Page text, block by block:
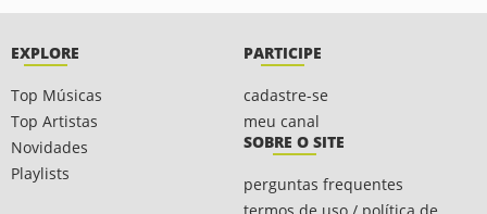
EXPLORE
Top Músicas
Top Artistas
Novidades
Playlists
PARTICIPE
cadastre-se
meu canal
SOBRE O SITE
perguntas frequentes